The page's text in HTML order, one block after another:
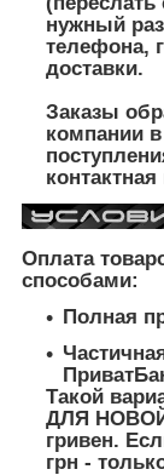
нужный
телефона,
доставки.
Заказы
компании
Оплата
способами:
Полная
Такой
ДЛЯ НОВОЙ
гривен.
грн -